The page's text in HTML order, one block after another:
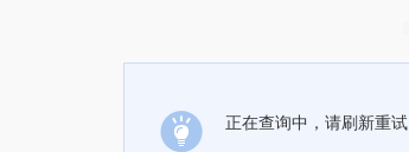
正在查询中，请刷新重试